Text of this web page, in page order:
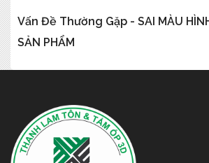
Vấn Đề Thường Gặp - SAI MÀU
SẢN PHẨM